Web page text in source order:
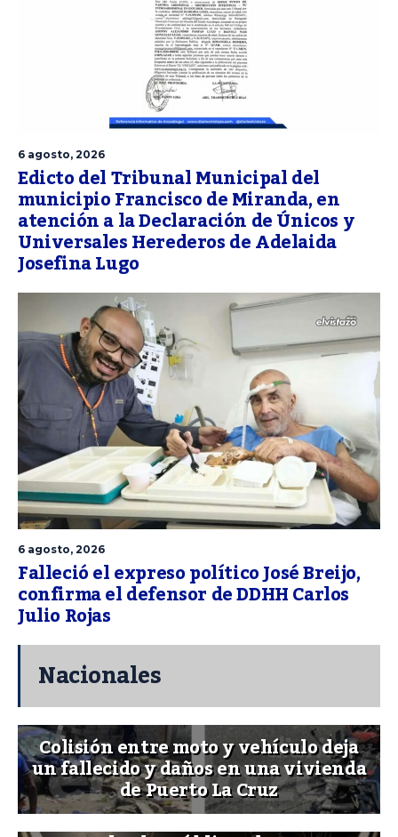
6 agosto, 2026
Edicto del Tribunal Municipal del
municipio Francisco de Miranda, en
atención a la Declaración de Únicos y
Universales Herederos de Adelaida
Josefina Lugo
6 agosto, 2026
Falleció el expreso político José Breijo,
confirma el defensor de DDHH Carlos
Julio Rojas
Nacionales
Colisión entre moto y vehículo deja
un fallecido y daños en una vivienda
de Puerto La Cruz